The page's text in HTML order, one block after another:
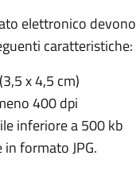
elettronico
caratteristiche:
x 4,5 cm)
400 dpi
inferiore a 500 kb
formato JPG.